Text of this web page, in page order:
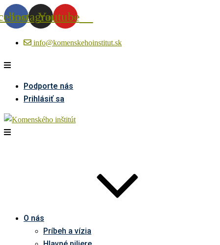
Instagram
Youtube
info@komenskehoinstitut.sk
Podporte nás
Prihlásiť sa
O nás
Príbeh a vízia